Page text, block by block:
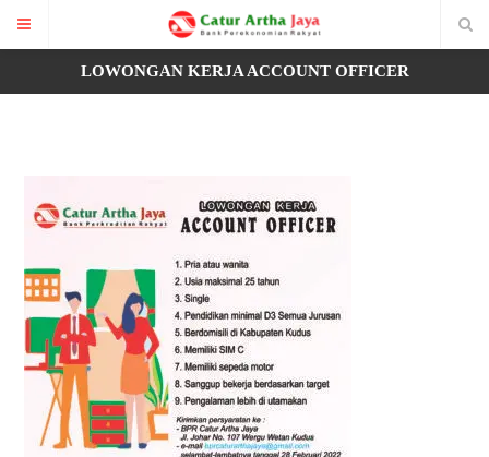
LOWONGAN KERJA ACCOUNT OFFICER